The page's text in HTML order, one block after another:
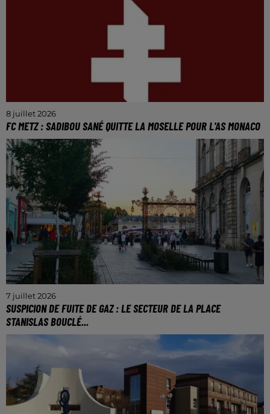
8 juillet 2026
FC METZ : SADIBOU SANÉ QUITTE LA MOSELLE POUR L'AS MONACO
il aura disputé 71 rencontres sous le maillot grenat.
7 juillet 2026
SUSPICION DE FUITE DE GAZ : LE SECTEUR DE LA PLACE
STANISLAS BOUCLÉ...
Un important dispositif a été déployé dans le centre-
ville nancéien.